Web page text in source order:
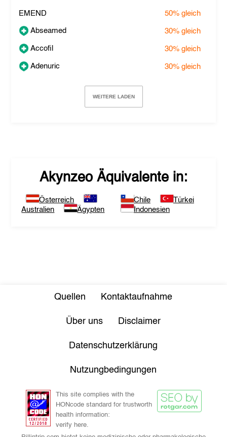
EMEND 50% gleich
Abseamed 30% gleich
Accofil 30% gleich
Adenuric 30% gleich
WEITERE LADEN
Akynzeo Äquivalente in:
Österreich
Australien
Ägypten
Chile
Türkei
Indonesien
Quellen Kontaktaufnahme
Über uns Disclaimer
Datenschutzerklärung
Nutzungbedingungen
This site complies with the
HONcode standard for trustworth
health information:
verify here.